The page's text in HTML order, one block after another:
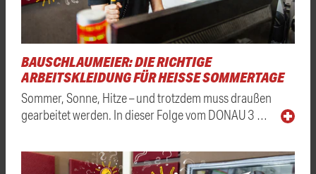
BAUSCHLAUMEIER: DIE RICHTIGE
ARBEITSKLEIDUNG FÜR HEISSE SOMMERTAGE
Sommer, Sonne, Hitze – und trotzdem muss draußen
gearbeitet werden. In dieser Folge vom DONAU 3 …